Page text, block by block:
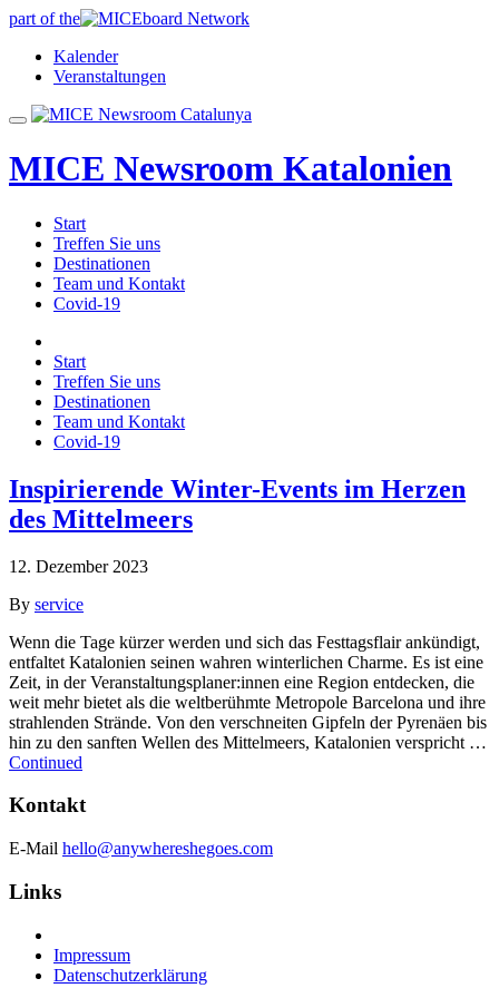
part of the
Kalender
Veranstaltungen
MICE Newsroom Katalonien
Start
Treffen Sie uns
Destinationen
Team und Kontakt
Covid-19
Start
Treffen Sie uns
Destinationen
Team und Kontakt
Covid-19
Inspirierende Winter-Events im Herzen
des Mittelmeers
12. Dezember 2023
By service
Wenn die Tage kürzer werden und sich das Festtagsflair ankündigt,
entfaltet Katalonien seinen wahren winterlichen Charme. Es ist eine
Zeit, in der Veranstaltungsplaner:innen eine Region entdecken, die
weit mehr bietet als die weltberühmte Metropole Barcelona und ihre
strahlenden Strände. Von den verschneiten Gipfeln der Pyrenäen bis
hin zu den sanften Wellen des Mittelmeers, Katalonien verspricht …
Continued
Kontakt
E-Mail hello@anywhereshegoes.com
Links
Impressum
Datenschutzerklärung